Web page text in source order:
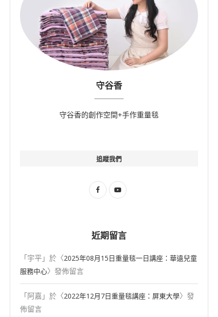
守谷香
守谷香的創作空間+手作重量毯
追蹤我們
近期留言
「宇平 」於〈2025年08⽉15⽇重量毯一日講座：華遠兒童
服務中心〉發佈留言
「阿嘉 」於〈2022年12月7日重量毯講座：屏東大學〉發
佈留言